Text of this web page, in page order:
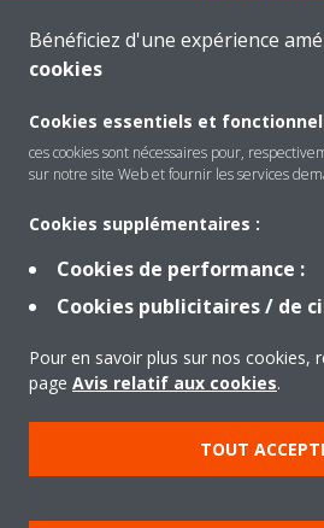
CONTACTEZ-
Solutions
À propos de Daikin
Copyright ©
Mentions légales
Avis
Bénéficiez d'une expérience
cookies
Cookies essentiels et
ces cookies sont nécessaires pour,
sur notre site Web et fournir les services
Cookies supplémentaires :
Cookies de performance :
Cookies publicitaires / de
Pour en savoir plus sur nos cookies,
page Avis relatif aux cookies.
TOUT